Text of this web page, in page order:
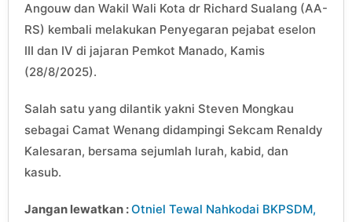
Angouw dan Wakil Wali Kota dr Richard Sualang (AA-
RS) kembali melakukan Penyegaran pejabat eselon
III dan IV di jajaran Pemkot Manado, Kamis
(28/8/2025).
Salah satu yang dilantik yakni Steven Mongkau
sebagai Camat Wenang didampingi Sekcam Renaldy
Kalesaran, bersama sejumlah lurah, kabid, dan
kasub.
Jangan lewatkan :Otniel Tewal Nahkodai BKPSDM,